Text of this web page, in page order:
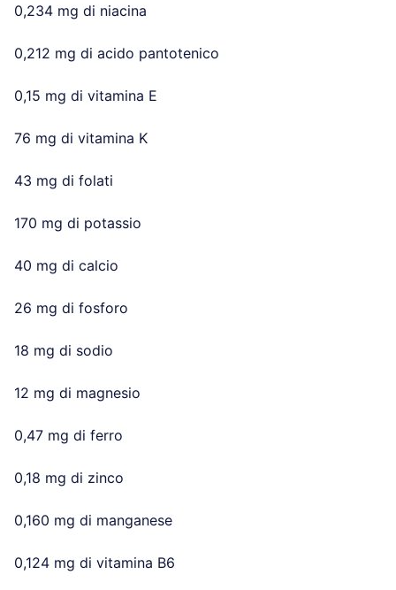
0,234 mg di niacina
0,212 mg di acido pantotenico
0,15 mg di vitamina E
76 mg di vitamina K
43 mg di folati
170 mg di potassio
40 mg di calcio
26 mg di fosforo
18 mg di sodio
12 mg di magnesio
0,47 mg di ferro
0,18 mg di zinco
0,160 mg di manganese
0,124 mg di vitamina B6